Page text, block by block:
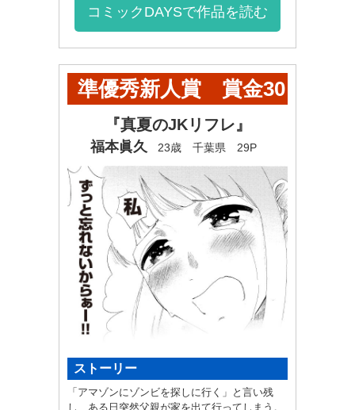
コミックDAYSで作品を読む
準優秀新人賞 賞金30
『真夏のJKリフレ』
福本眞久 23歳 千葉県 29P
ストーリー
「アマゾンにゾンビを探しに行く」と言い残
し、ある日突然父親が家を出て行ってしまう。